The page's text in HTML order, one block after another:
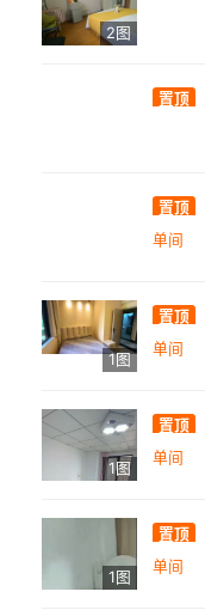
2图
置顶
置顶
单间
1图
置顶
单间
1图
置顶
单间
1图
置顶
单间